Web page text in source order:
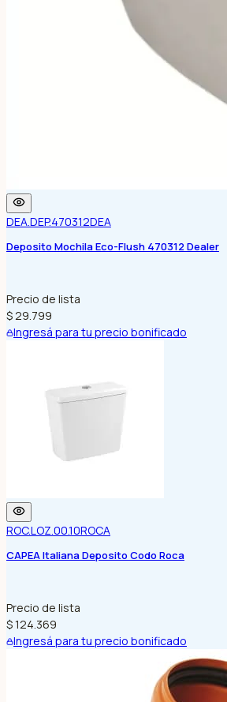
DEA.DEP.470312DEA
Deposito Mochila Eco-Flush 470312 Dealer
Precio de lista
$ 29.799
Ingresá para tu precio bonificado
ROC.LOZ.00.10ROCA
CAPEA Italiana Deposito Codo Roca
Precio de lista
$ 124.369
Ingresá para tu precio bonificado